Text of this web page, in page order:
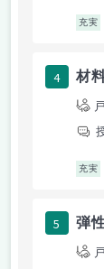
充実
4 材
充実
5 弾